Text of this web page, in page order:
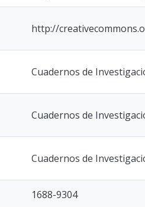
http://
Cuadernos de
Cuadernos de
Cuadernos de
1688-9304